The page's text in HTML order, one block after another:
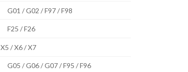
G01 / G02 / F97 / F98
F25 / F26
X5 / X6 / X7
G05 / G06 / G07 / F95 / F96